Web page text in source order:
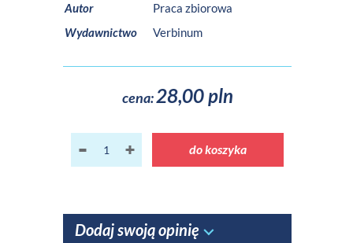
Autor
Praca zbiorowa
Wydawnictwo
Verbinum
cena:28,00 pln
do koszyka
Dodaj swoją opinię